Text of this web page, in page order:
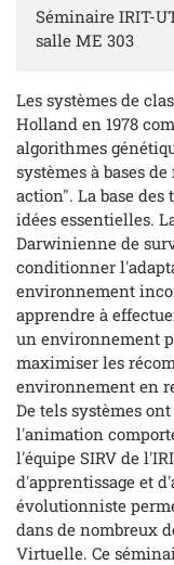
Séminaire IRIT-
salle ME 303
Les systèmes de
Holland en 1978
algorithmes
systèmes à bases
action". La base
idées essentielles.
Darwinienne de
conditionner
environnement
apprendre à
un environnement
maximiser les
environnement en
De tels systèmes
l'animation
l'équipe SIRV de
d'apprentissage et
évolutionniste
dans de nombreux
Virtuelle. Ce